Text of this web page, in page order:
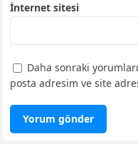
İnternet sitesi
Daha sonraki
posta adresim ve site